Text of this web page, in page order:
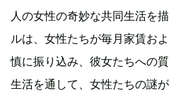
人の女性の奇妙な共同生活を
ルは、女性たちが毎月家賃お
慎に振り込み、彼女たちへの
生活を通して、女性たちの謎